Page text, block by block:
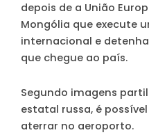
depois de a União
Mongólia que execute
internacional e
que chegue ao país.
Segundo imagens
estatal russa, é
aterrar no aeroporto.